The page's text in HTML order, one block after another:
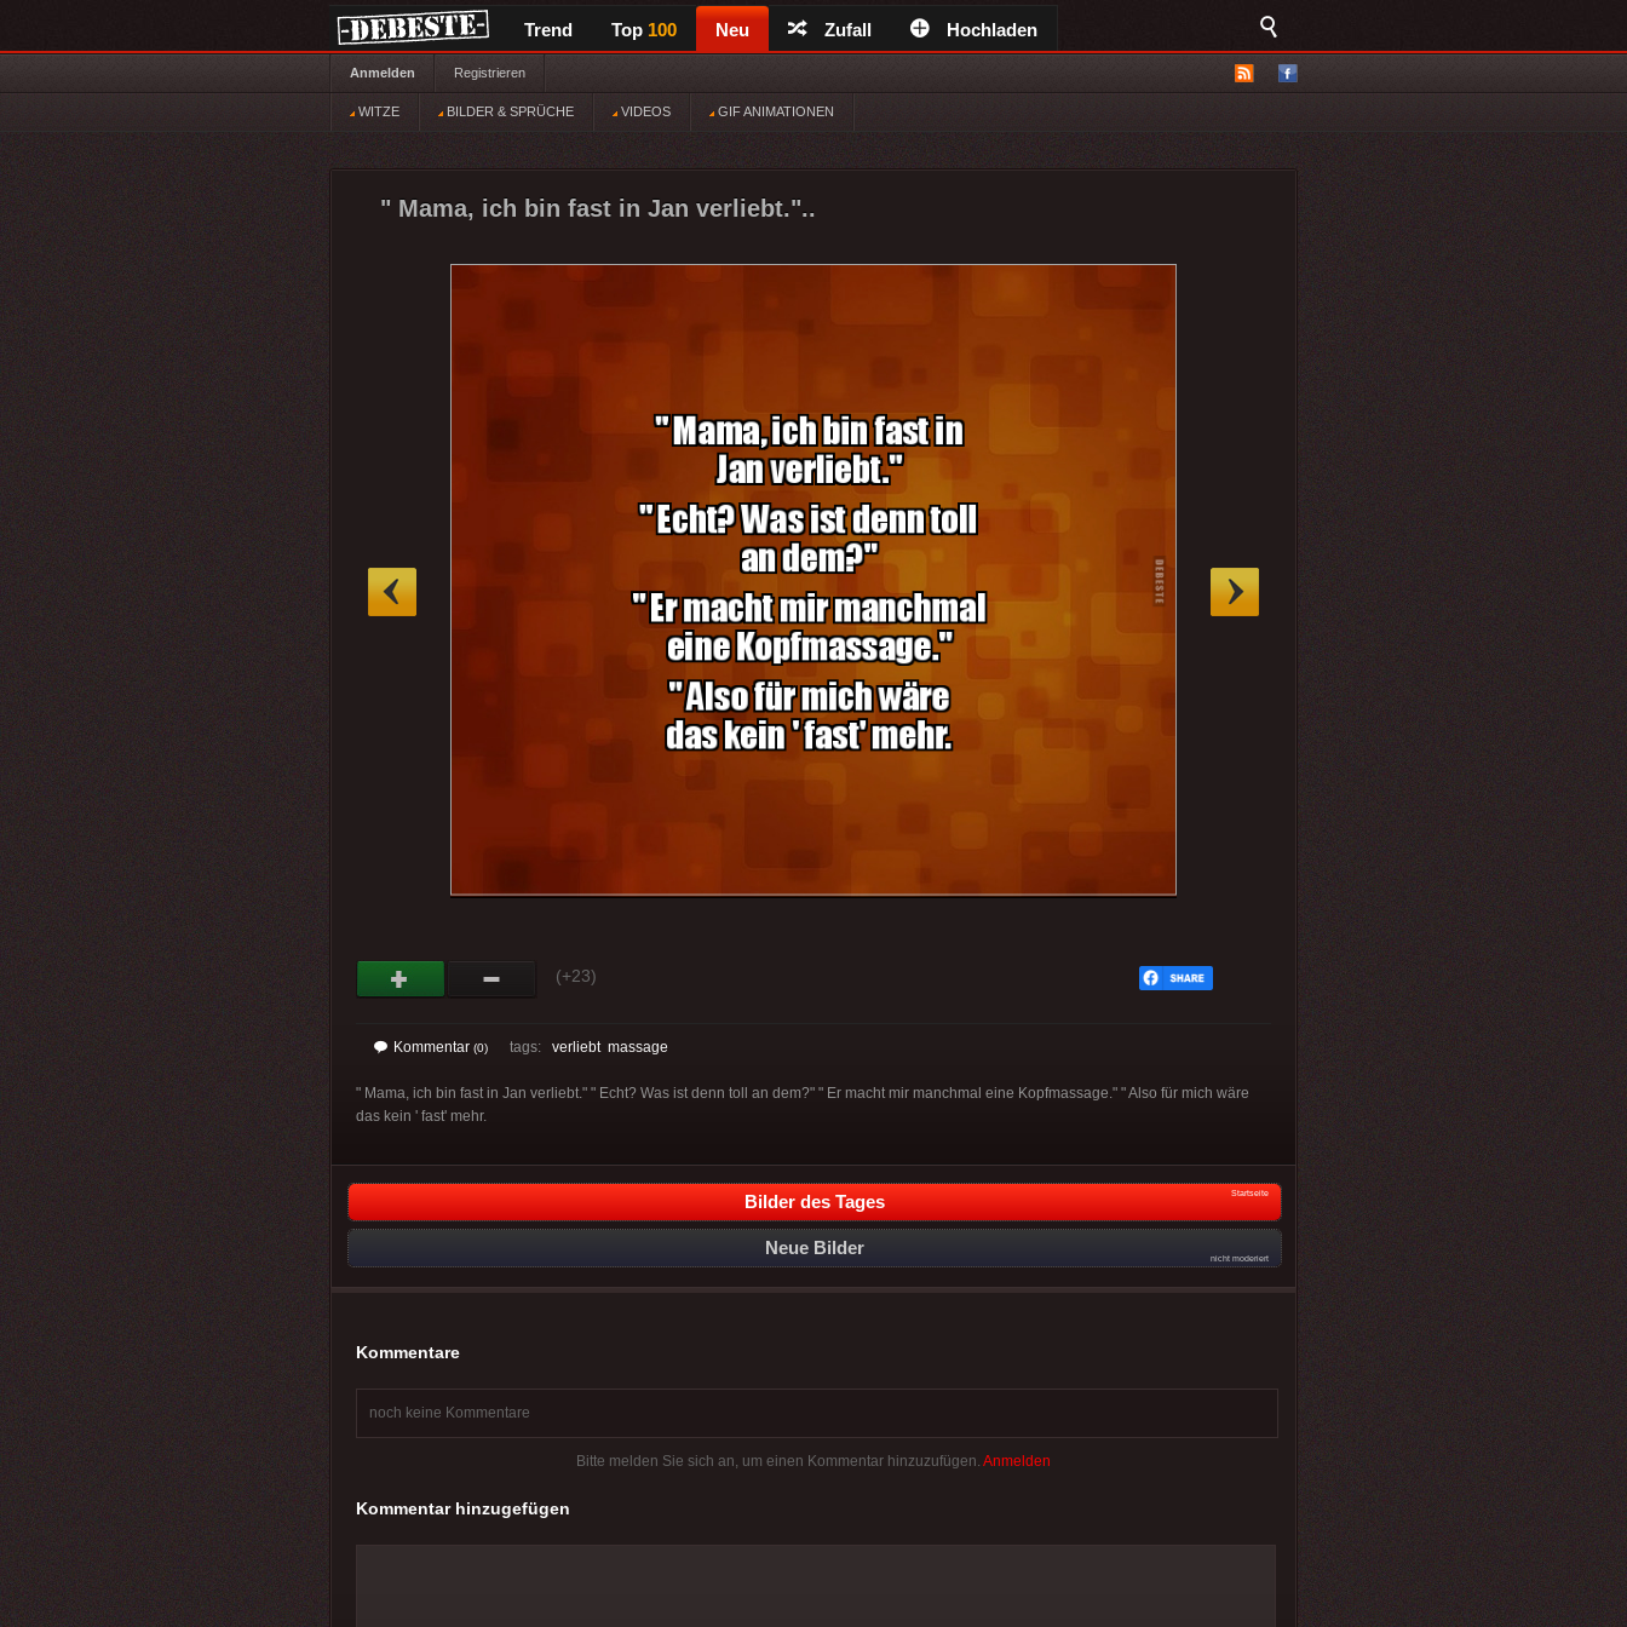
Trend Top 100 Neu Zufall Hochladen
Anmelden Registrieren
WITZE BILDER & SPRÜCHE VIDEOS GIF ANIMATIONEN
" Mama, ich bin fast in Jan verliebt."..
(+23)
Kommentar (0) tags: verliebt massage
" Mama, ich bin fast in Jan verliebt." " Echt? Was ist denn toll an dem?" " Er macht mir manchmal eine Kopfmassage." " Also für mich wäre
das kein ' fast' mehr.
Bilder des Tages Startseite
Neue Bilder
nicht moderiert
Kommentare
noch keine Kommentare
Bitte melden Sie sich an, um einen Kommentar hinzuzufügen. Anmelden
Kommentar hinzugefügen